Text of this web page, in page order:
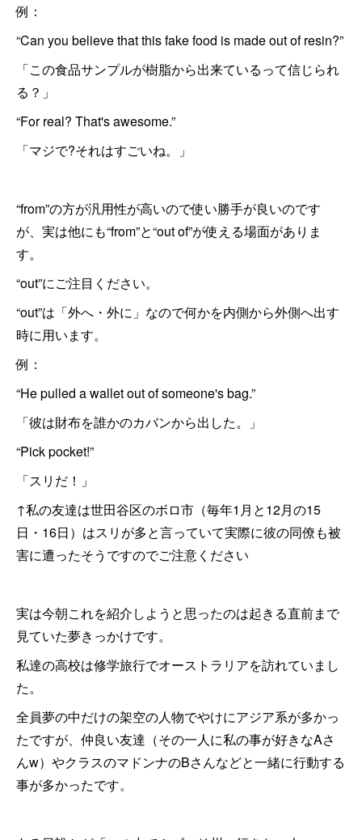
例：
“Can you believe that this fake food is made out of resin?”
「この食品サンプルが樹脂から出来ているって信じられ
る？」
“For real? That's awesome.”
「マジで?それはすごいね。」
“from”の方が汎用性が高いので使い勝手が良いのです
が、実は他にも“from”と“out of”が使える場面がありま
す。
“out”にご注目ください。
“out”は「外へ・外に」なので何かを内側から外側へ出す
時に用います。
例：
“He pulled a wallet out of someone's bag.”
「彼は財布を誰かのカバンから出した。」
“Pick pocket!”
「スリだ！」
↑私の友達は世田谷区のボロ市（毎年1月と12月の15
日・16日）はスリが多と言っていて実際に彼の同僚も被
害に遭ったそうですのでご注意ください
実は今朝これを紹介しようと思ったのは起きる直前まで
見ていた夢きっかけです。
私達の高校は修学旅行でオーストラリアを訪れていまし
た。
全員夢の中だけの架空の人物でやけにアジア系が多かっ
たですが、仲良い友達（その一人に私の事が好きなAさ
んw）やクラスのマドンナのBさんなどと一緒に行動する
事が多かったです。